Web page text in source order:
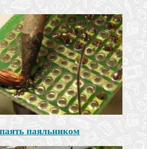
паяльником